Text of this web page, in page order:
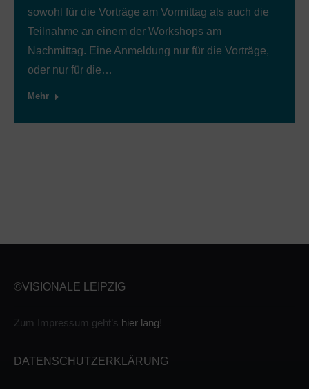
sowohl für die Vorträge am Vormittag als auch die
Teilnahme an einem der Workshops am
Nachmittag. Eine Anmeldung nur für die Vorträge,
oder nur für die…
Mehr
©VISIONALE LEIPZIG
Zum Impressum geht’s hier lang!
DATENSCHUTZERKLÄRUNG